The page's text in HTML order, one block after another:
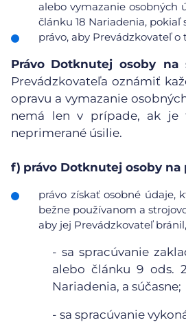
alebo vymazanie osobných
článku 18 Nariadenia,
právo, aby Prevádzkovateľ
Právo Dotknutej osoby na
Prevádzkovateľa oznámiť
opravu a vymazanie
nemá len v prípade, ak je
neprimerané úsilie.
f) právo Dotknutej osoby
právo získať osobné údaje,
bežne používanom a
aby jej Prevádzkovateľ
-sa spracúvanie
alebo článku 9 ods.
Nariadenia, a súčasne;
- sa spracúvanie